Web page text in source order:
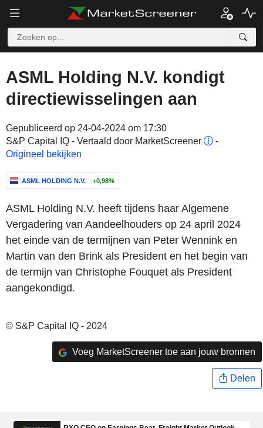
ASML Holding N.V. kondigt
directiewisselingen aan
Gepubliceerd op 24-04-2024 om 17:30
S&P Capital IQ - Vertaald door MarketScreener
-
Origineel bekijken
ASML HOLDING N.V. +0,98%
ASML Holding N.V. heeft tijdens haar Algemene
Vergadering van Aandeelhouders op 24 april 2024
het einde van de termijnen van Peter Wennink en
Martin van den Brink als President en het begin van
de termijn van Christophe Fouquet als President
aangekondigd.
© S&P Capital IQ - 2024
Voeg MarketScreener toe aan jouw bronnen
Delen